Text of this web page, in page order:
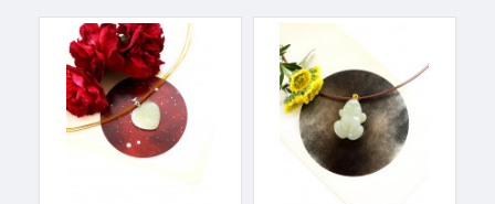
et Seprentiin Jaadil on oskus eemale peletada roomajaid ja ka
inimesi, kes on kahepalgelised. Ehk inimesi, kes on madudega
sarnased.
Serpentiin Jaad aitab sul tunda armastusetunnet, seda, et keegi
hoolib sinust, vajab sind ja seda, et sa oled armastatud.
Serpentiin Jaad aitab sul ise olla armastavam, õpetades sulle